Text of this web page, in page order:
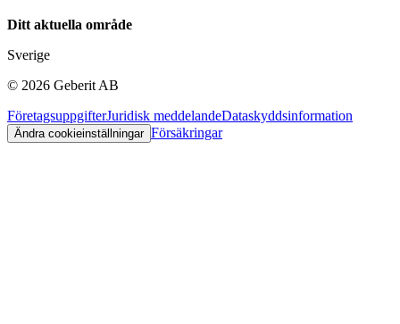
Ditt aktuella område
Sverige
© 2026 Geberit AB
FöretagsuppgifterJuridisk meddelandeDataskyddsinformation
Ändra cookieinställningar Försäkringar